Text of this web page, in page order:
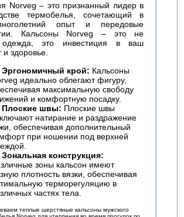
Norveg – это признанный лидер в
термобелья, сочетающий в
опыт и передовые
Кальсоны Norveg – это не
одежда, это инвестиция в ваш
здоровье.
Эргономичный крой: Кальсоны
идеально облегают фигуру,
максимальную свободу
и комфортную посадку.
Плоские швы: Плоские швы
натирание и раздражение
обеспечивая дополнительный
при ношении под верхней
Зональная конструкция:
зоны кальсон имеют
плотность вязки, обеспечивая
терморегуляцию в
частях тела.